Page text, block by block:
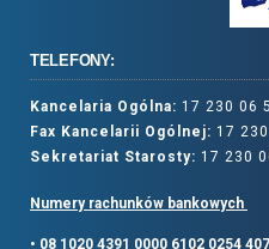
TELEFONY:
Kancelaria Ogólna: 17 230 06
Fax Kancelarii Ogólnej: 17
Sekretariat Starosty: 17 230
Numery rachunków bankowych
• 08 1020 4391 0000 6102 0254